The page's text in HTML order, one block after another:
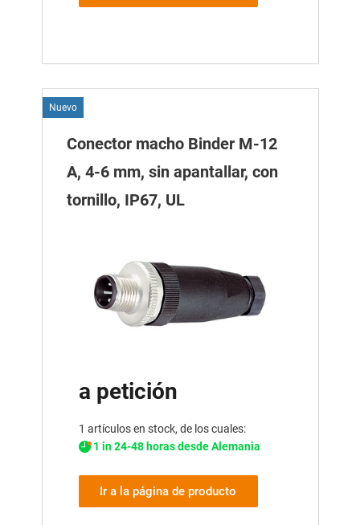
Nuevo
Conector macho Binder M-12
A, 4-6 mm, sin apantallar, con
tornillo, IP67, UL
a petición
1 artículos en stock, de los cuales:
1 in 24-48 horas desde Alemania
Ir a la página de producto